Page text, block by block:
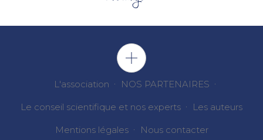
L'association NOS PARTENAIRES
Le conseil scientifique et nos experts Les auteurs
Mentions légales Nous contacter